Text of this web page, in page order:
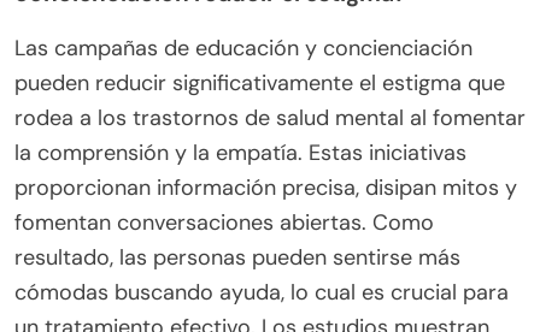
también juega un papel crítico en normalizar las
discusiones sobre salud mental. Como resultado,
las comunidades pueden crear espacios seguros
donde las personas se sientan cómodas buscando
ayuda.
¿Cuáles son los impactos sociales del estigma
de la salud mental?
El estigma de la salud mental impacta
negativamente a la sociedad al fomentar la